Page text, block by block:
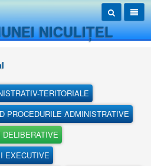
NICULIȚEL
TERITORIALE
PROCEDURILE ADMINISTRATIVE
DELIBERATIVE
EXECUTIVE